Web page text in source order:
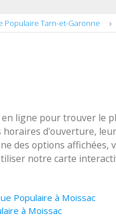
Populaire Tarn-et-Garonne
ligne pour trouver le
horaires d'ouverture,
des options
notre carte
Populaire à Moissac
à Moissac